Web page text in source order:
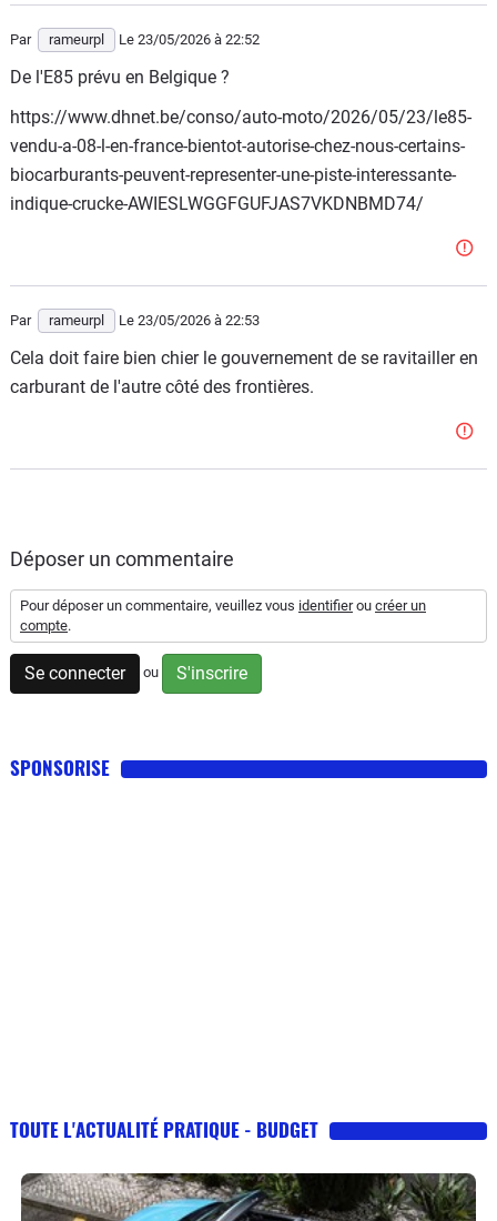
mais ou il n'y a pas du tout le même niveau de vie.
Donc je dépense plus mais je gagne aussi beaucoup plus.
Le prix d'un bien ou service n'est qu'un chiffre absolu qui
ne dit rien sur le pouvoir d'achat réel, ou le reste à vivre
pour reprendre l'expression du moment.
Par rameurpl Le 23/05/2026 à 22:52
De l'E85 prévu en Belgique ?
https://www.dhnet.be/conso/auto-moto/2026/05/23/le85-
vendu-a-08-l-en-france-bientot-autorise-chez-nous-certains-
biocarburants-peuvent-representer-une-piste-interessante-
indique-crucke-AWIESLWGGFGUFJAS7VKDNBMD74/
Par rameurpl Le 23/05/2026 à 22:53
Cela doit faire bien chier le gouvernement de se ravitailler en
carburant de l'autre côté des frontières.
Déposer un commentaire
Pour déposer un commentaire, veuillez vous identifierou créer un
compte.
Se connecter ou S'inscrire
SPONSORISE
TOUTE L'ACTUALITÉ PRATIQUE - BUDGET